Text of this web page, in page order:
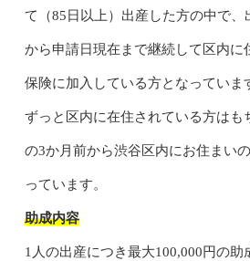
て（85日以上）出産した方の中で、
から申請日現在まで継続して区内に
保険に加入している方となっていま
ずっと区内に在住されている方はも
の3か月前から渋谷区内にお住まい
っています。
助成内容
1人の出産につき最大100,000円の助